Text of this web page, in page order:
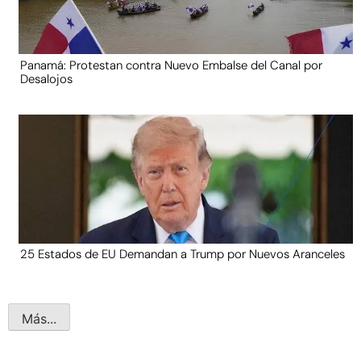
Panamá: Protestan contra Nuevo Embalse del Canal por
Desalojos
25 Estados de EU Demandan a Trump por Nuevos Aranceles
Más...